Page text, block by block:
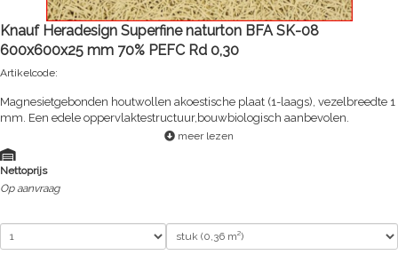
Knauf Heradesign Superfine naturton BFA SK-08
600x600x25 mm 70% PEFC Rd 0,30
Artikelcode:
Magnesietgebonden houtwollen akoestische plaat (1-laags), vezelbreedte 1
mm. Een edele oppervlaktestructuur,bouwbiologisch aanbevolen.
meer lezen
Nettoprijs
Op aanvraag